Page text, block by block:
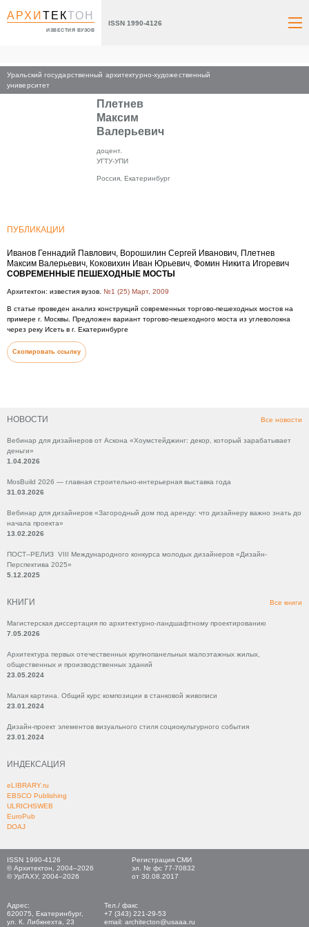
АРХИТЕКТОН
ИЗВЕСТИЯ ВУЗОВ
ISSN 1990-4126
Уральский государственный архитектурно-художественный
университет
НОВОСТИ Все новости
Вебинар для дизайнеров от Аскона «Хоумстейджинг: декор, который зарабатывает
деньги»
1.04.2026
MosBuild 2026 — главная строительно-интерьерная выставка года
31.03.2026
Вебинар для дизайнеров «Загородный дом под аренду: что дизайнеру важно знать до
начала проекта»
13.02.2026
ПОСТ–РЕЛИЗ VIII Международного конкурса молодых дизайнеров «Дизайн-
Перспектива 2025»
5.12.2025
КНИГИ Все книги
Магистерская диссертация по архитектурно-ландшафтному проектированию
7.05.2026
Архитектура первых отечественных крупнопанельных малоэтажных жилых,
общественных и производственных зданий
23.05.2024
Малая картина. Общий курс композиции в станковой живописи
23.01.2024
Дизайн-проект элементов визуального стиля социокультурного события
23.01.2024
ИНДЕКСАЦИЯ
eLIBRARY.ru
EBSCO Publishing
ULRICHSWEB
EuroPub
DOAJ
Главная
Плетнев
Максим
Валерьевич
доцент.
УГТУ-УПИ
Россия, Екатеринбург
ПУБЛИКАЦИИ
Иванов Геннадий Павлович, Ворошилин Сергей Иванович, Плетнев
Максим Валерьевич, Коковихин Иван Юрьевич, Фомин Никита Игоревич
СОВРЕМЕННЫЕ ПЕШЕХОДНЫЕ МОСТЫ
Архитектон: известия вузов. №1 (25) Март, 2009
В cтатье проведен анализ конструкций современных торгово-пешеходных мостов на
примере г. Москвы. Предложен вариант торгово-пешеходного моста из углеволокна
через реку Исеть в г. Екатеринбурге
Скопировать ссылку
ISSN 1990-4126
© Архитектон, 2004–2026
© УрГАХУ, 2004–2026
Регистрация СМИ
эл. № фс 77-70832
от 30.08.2017
Адрес:
620075, Екатеринбург,
ул. К. Либкнехта, 23
Тел./ факс
+7 (343) 221-29-53
email: architecton@usaaa.ru